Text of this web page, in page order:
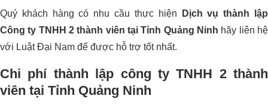
Quý khách hàng có nhu cầu thực hiện Dịch vụ thành lập
Công ty TNHH 2 thành viên tại Tỉnh Quảng Ninh hãy liên hệ
với Luật Đại Nam để được hỗ trợ tốt nhất.
Chi phí thành lập công ty TNHH 2 thành
viên tại Tỉnh Quảng Ninh